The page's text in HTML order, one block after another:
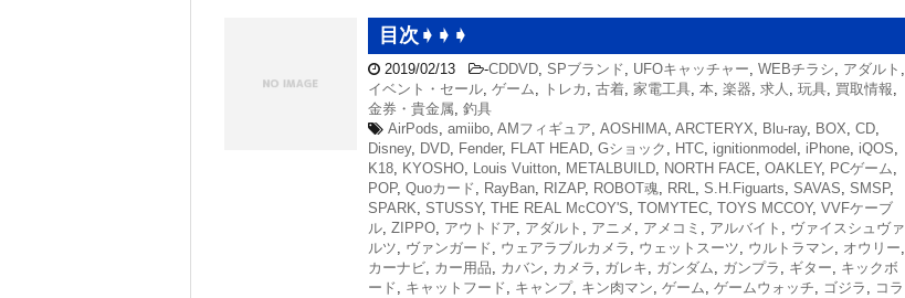
目次➧➧➧
2019/02/13 -CDDVD, SPブランド, UFOキャッチャー, WEBチラシ, アダルト ,
イベント・セール, ゲーム, トレカ , 古着, 家電工具, 本, 楽器, 求人 , 玩具, 買取情報,
金券・貴金属, 釣具
AirPods, amiibo, AMフィギュア, AOSHIMA, ARCTERYX, Blu-ray, BOX, CD,
Disney, DVD, Fender, FLAT HEAD, Gショック , HTC, ignitionmodel , iPhone, iQOS,
K18, KYOSHO, Louis Vuitton, METALBUILD, NORTH FACE, OAKLEY, PCゲーム,
POP, Quoカード, RayBan, RIZAP, ROBOT魂, RRL, S.H.Figuarts, SAVAS, SMSP,
SPARK, STUSSY, THE REAL McCOY'S, TOMYTEC, TOYS MCCOY, VVFケーブ
ル, ZIPPO, アウトドア, アダルト , アニメ , アメコミ , アルバイト , ヴァイスシュヴァ
ルツ, ヴァンガード, ウェアラブルカメラ , ウェットスーツ, ウルトラマン, オウリー,
カーナビ, カー用品, カバン, カメラ , ガレキ, ガンダム, ガンプラ , ギター, キックボ
ード, キャットフード, キャンプ, キン肉マン, ゲーム, ゲームウォッチ, ゴジラ , コラ